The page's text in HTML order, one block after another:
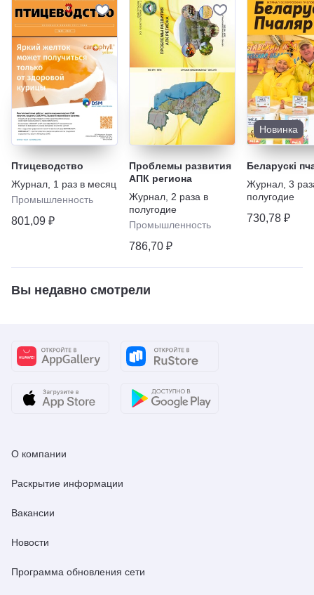
Птицеводство
Журнал 1 раз в месяц
Промышленность
801,09 ₽
Проблемы развития
АПК региона
Журнал 2 раза в
полугодие
Промышленность
786,70 ₽
Новинка
Беларускi
Журнал 3
полугодие
730,78 ₽
Вы недавно смотрели
О компании
Раскрытие информации
Вакансии
Новости
Программа обновления сети